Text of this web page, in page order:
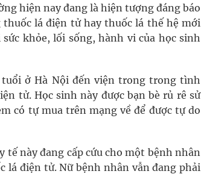
hiện nay đang là hiện tượng đáng báo
lá điện tử hay thuốc lá thế hệ mới
khỏe, lối sống, hành vi của học sinh
ở Hà Nội đến viện trong trong tình
tử. Học sinh này được bạn bè rủ rê sử
có tự mua trên mạng về để được tự do
tế này đang cấp cứu cho một bệnh nhân
lá điện tử. Nữ bệnh nhân vẫn đang phải